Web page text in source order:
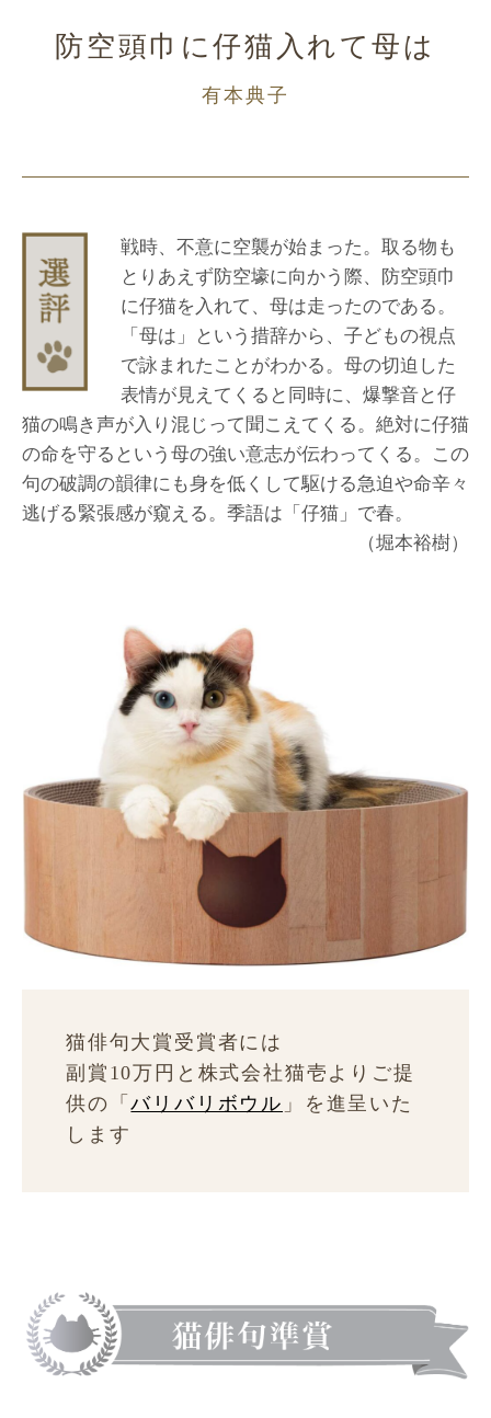
防空頭巾に仔猫入れて母は
有本典子
戦時、不意に空襲が始まった。取る物も
とりあえず防空壕に向かう際、防空頭巾
に仔猫を入れて、母は走ったのである。
「母は」という措辞から、子どもの視点
で詠まれたことがわかる。母の切迫した
表情が見えてくると同時に、爆撃音と仔
猫の鳴き声が入り混じって聞こえてくる。絶対に仔猫
の命を守るという母の強い意志が伝わってくる。この
句の破調の韻律にも身を低くして駆ける急迫や命辛々
逃げる緊張感が窺える。季語は「仔猫」で春。
（堀本裕樹）
猫俳句大賞受賞者には
副賞10万円と株式会社猫壱よりご提
供の「バリバリボウル 」を進呈いた
します